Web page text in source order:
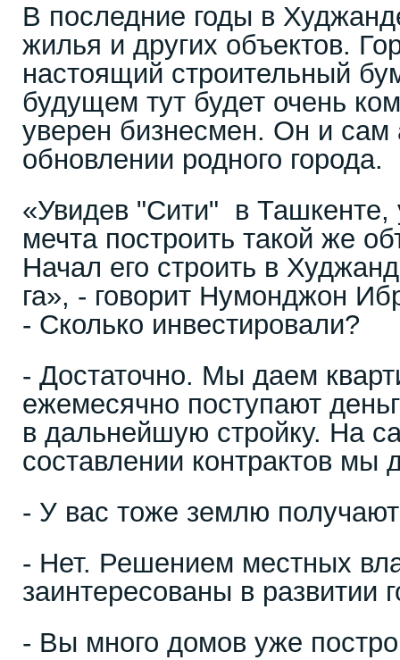
В последние годы в
жилья и других объектов.
настоящий строительный
будущем тут будет очень
уверен бизнесмен. Он и сам
обновлении родного города.
«Увидев "Сити" в Ташкенте,
мечта построить такой же
Начал его строить в
га», - говорит Нумонджон
- Сколько инвестировали?
- Достаточно. Мы даем
ежемесячно поступают
в дальнейшую стройку. На
составлении контрактов мы
- У вас тоже землю
- Нет. Решением местных
заинтересованы в развитии
- Вы много домов уже